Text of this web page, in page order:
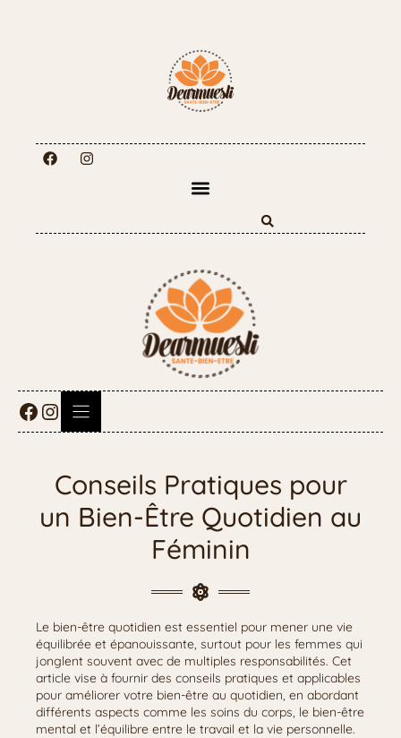
Conseils Pratiques pour
un Bien-Être Quotidien au
Féminin
Le bien-être quotidien est essentiel pour mener une vie
équilibrée et épanouissante, surtout pour les femmes qui
jonglent souvent avec de multiples responsabilités. Cet
article vise à fournir des conseils pratiques et applicables
pour améliorer votre bien-être au quotidien, en abordant
différents aspects comme les soins du corps, le bien-être
mental et l’équilibre entre le travail et la vie personnelle.